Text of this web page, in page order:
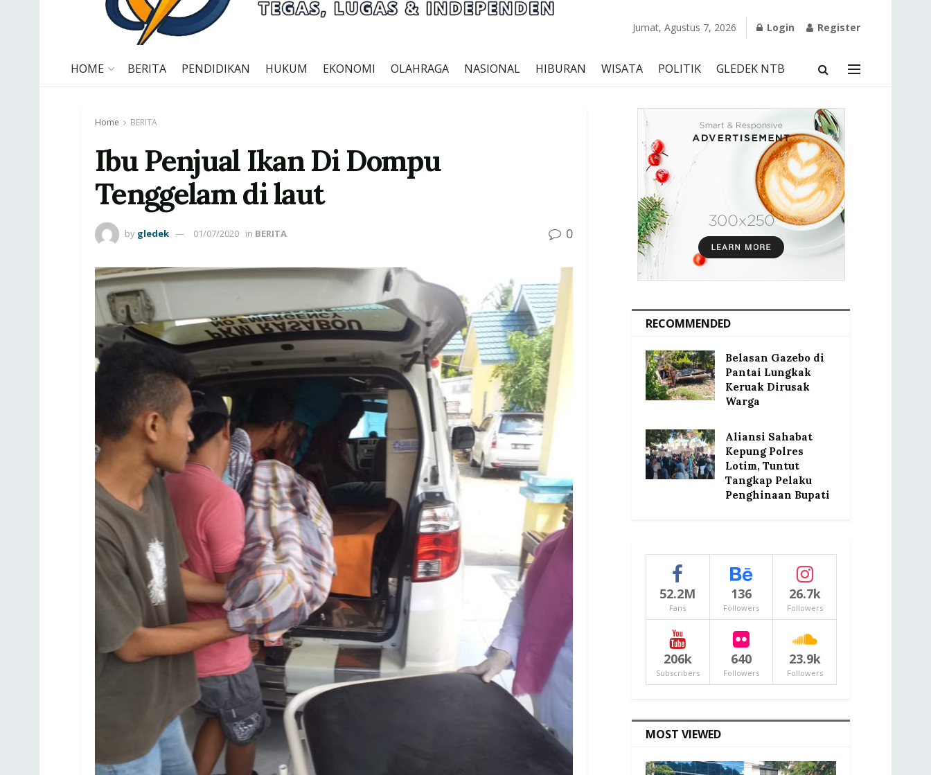
Jumat, Agustus 7, 2026 Login Register
HOME BERITA PENDIDIKAN HUKUM EKONOMI OLAHRAGA NASIONAL HIBURAN WISATA POLITIK GLEDEK NTB
Home BERITA
Ibu Penjual Ikan Di Dompu
Tenggelam di laut
by gledek 01/07/2020 in BERITA 0
RECOMMENDED
Belasan Gazebo di
Pantai Lungkak
Keruak Dirusak
Warga
Aliansi Sahabat
Kepung Polres
Lotim, Tuntut
Tangkap Pelaku
Penghinaan Bupati
52.2M
Fans
136
Followers
26.7k
Followers
206k
Subscribers
640
Followers
23.9k
Followers
MOST VIEWED